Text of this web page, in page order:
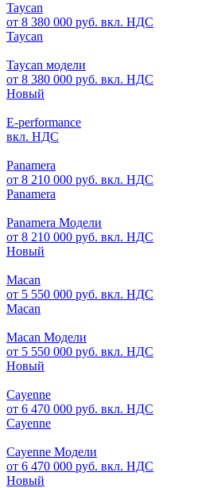
Taycan
от 8 380 000 руб. вкл. НДС
Taycan
Taycan модели
от 8 380 000 руб. вкл. НДС
Новый
E-performance
вкл. НДС
Panamera
от 8 210 000 руб. вкл. НДС
Panamera
Panamera Модели
от 8 210 000 руб. вкл. НДС
Новый
Macan
от 5 550 000 руб. вкл. НДС
Macan
Macan Модели
от 5 550 000 руб. вкл. НДС
Новый
Cayenne
от 6 470 000 руб. вкл. НДС
Cayenne
Cayenne Модели
от 6 470 000 руб. вкл. НДС
Новый